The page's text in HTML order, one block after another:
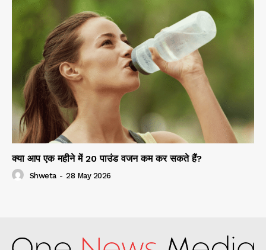
क्या आप एक महीने में 20 पाउंड वजन कम कर सकते हैं?
Shweta - 28 May 2026